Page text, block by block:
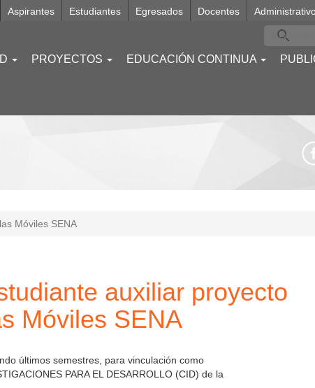
Aspirantes Estudiantes Egresados Docentes
PROYECTOS EDUCACIÓN CONTINUA
Móviles SENA
auxiliar proyecto
Móviles SENA
últimos semestres, para vinculación como
PARA EL DESARROLLO (CID) de la